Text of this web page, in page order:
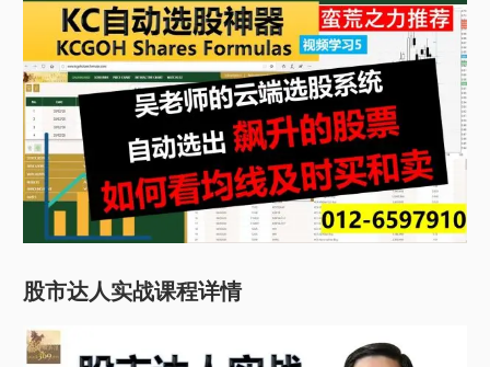
股市达人实战课程详情